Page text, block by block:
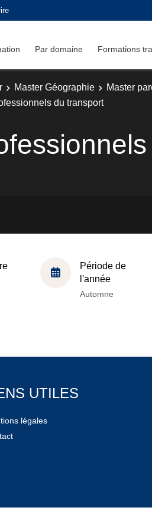
Par domaine Formations
Master Géographie
Master
du transport
Période de
l'année
Automne
UTILES
légales